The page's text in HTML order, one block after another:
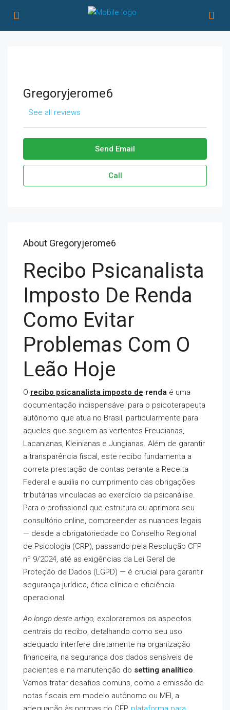
Gregoryjerome6
See all reviews
Send Email
Call
About Gregoryjerome6
Recibo Psicanalista
Imposto De Renda
Como Evitar
Problemas Com O
Leão Hoje
O recibo psicanalista imposto de renda é uma
documentação indispensável para o psicoterapeuta
autônomo que atua no Brasil, particularmente para
aqueles que seguem as vertentes Freudianas,
Lacanianas, Kleinianas e Jungianas. Além de garantir
a transparência fiscal, este recibo fundamenta a
correta prestação de contas perante a Receita
Federal e auxilia no cumprimento das obrigações
tributárias vinculadas ao exercício da psicanálise.
Para o profissional que estrutura ou aprimora seu
consultório online, compreender as nuances legais
— desde a obrigatoriedade do Conselho Regional
de Psicologia (CRP), passando pela Resolução CFP
nº 9/2024, até as exigências da Lei Geral de
Proteção de Dados (LGPD) — é crucial para garantir
segurança jurídica, ética clínica e eficiência
operacional.
Ao longo deste artigo, exploraremos os aspectos
centrais do recibo, detalhando como seu uso
adequado interfere diretamente na organização
financeira, na segurança dos dados sensíveis de
pacientes e na manutenção do setting analítico.
Vamos tratar desafios comuns, como a emissão de
notas fiscais em modelo autônomo ou MEI, a